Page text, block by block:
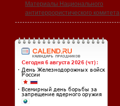
Материалы Национального
антитеррористического комитета